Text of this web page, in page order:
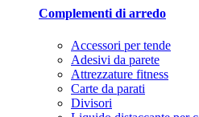
Complementi di arredo
Accessori per tende
Adesivi da parete
Attrezzature fitness
Carte da parati
Divisori